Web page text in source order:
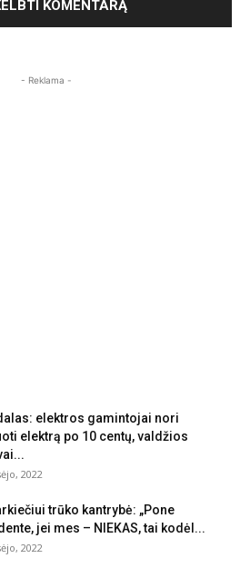
- Reklama -
elektros gamintojai nori
elektrą po 10 centų, valdžios
2022
trūko kantrybė: „Pone
jei mes – NIEKAS, tai kodėl...
2022